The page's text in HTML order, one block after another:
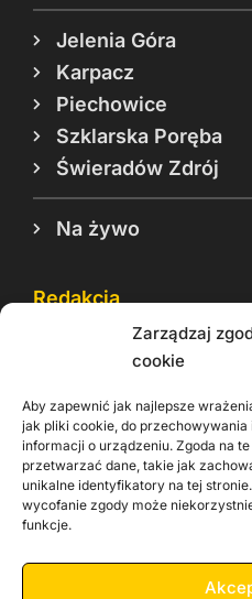
Zarządzaj
cookie
Aby zapewnić jak najlepsze
jak pliki cookie, do
informacji o urządzeniu. Zgoda na
przetwarzać dane, takie jak
unikalne identyfikatory na tej
wycofanie zgody może
funkcje.
Jelenia Góra
Karpacz
Piechowice
Szklarska Poręba
Świeradów Zdrój
Na żywo
Redakcja
Reklama
Rodo
Kontakt
Informacje dla